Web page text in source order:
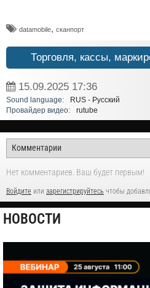
datamobile, сканпорт
Торговля, кассы,
15.09.2025 17:36
Sound language:
RUS - Русский
Провайдер видео:
rutube
Нет комментариев. Ваш будет первым!
Войдите или зарегистрируйтесь чтобы
НОВОСТИ